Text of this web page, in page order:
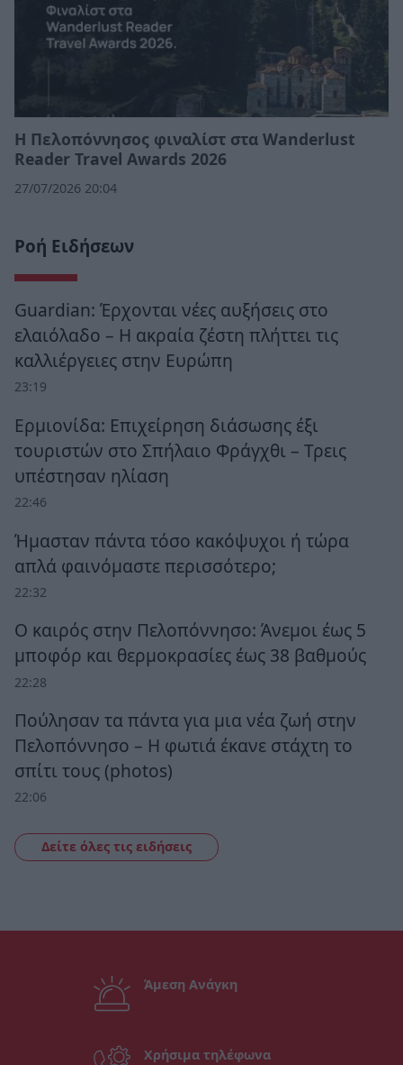
Η Πελοπόννησος φιναλίστ στα Wanderlust
Reader Travel Awards 2026
27/07/2026 20:04
Ροή Ειδήσεων
Guardian: Έρχονται νέες αυξήσεις στο
ελαιόλαδο – Η ακραία ζέστη πλήττει τις
καλλιέργειες στην Ευρώπη
23:19
Ερμιονίδα: Επιχείρηση διάσωσης έξι
τουριστών στο Σπήλαιο Φράγχθι – Τρεις
υπέστησαν ηλίαση
22:46
Ήμασταν πάντα τόσο κακόψυχοι ή τώρα
απλά φαινόμαστε περισσότερο;
22:32
Ο καιρός στην Πελοπόννησο: Άνεμοι έως 5
μποφόρ και θερμοκρασίες έως 38 βαθμούς
22:28
Πούλησαν τα πάντα για μια νέα ζωή στην
Πελοπόννησο – Η φωτιά έκανε στάχτη το
σπίτι τους (photos)
22:06
Δείτε όλες τις ειδήσεις
Άμεση Ανάγκη
Χρήσιμα τηλέφωνα